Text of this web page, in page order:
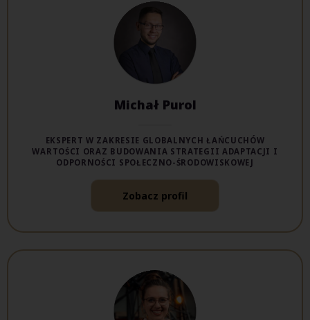
Michał Purol
EKSPERT W ZAKRESIE GLOBALNYCH ŁAŃCUCHÓW
WARTOŚCI ORAZ BUDOWANIA STRATEGII ADAPTACJI I
ODPORNOŚCI SPOŁECZNO-ŚRODOWISKOWEJ
Zobacz profil